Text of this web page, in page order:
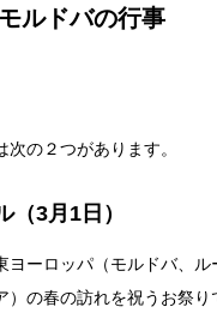
モルドバの行事
の２つがあります。
（3月1日）
ヨーロッパ（モルドバ、ル
の春の訪れを祝うお祭り